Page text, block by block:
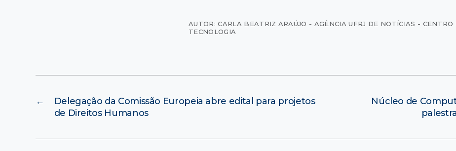
AUTOR: CARLA BEATRIZ ARAÚJO - AGÊNCIA UFRJ DE NOTÍCIAS - CENTRO
TECNOLOGIA
←
Delegação da Comissão Europeia abre edital para projetos
de Direitos Humanos
Núcleo de